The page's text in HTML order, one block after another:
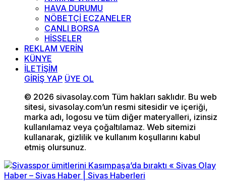
HAVA DURUMU
NÖBETÇİ ECZANELER
CANLI BORSA
HİSSELER
REKLAM VERİN
KÜNYE
İLETİŞİM
GİRİŞ YAP ÜYE OL
© 2026 sivasolay.com Tüm hakları saklıdır. Bu web
sitesi, sivasolay.com’un resmi sitesidir ve içeriği,
marka adı, logosu ve tüm diğer materyalleri, izinsiz
kullanılamaz veya çoğaltılamaz. Web sitemizi
kullanarak, gizlilik ve kullanım koşullarını kabul
etmiş olursunuz.